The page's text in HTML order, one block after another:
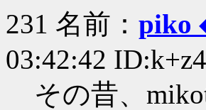
231 名前： piko
03:42:42
その昔、